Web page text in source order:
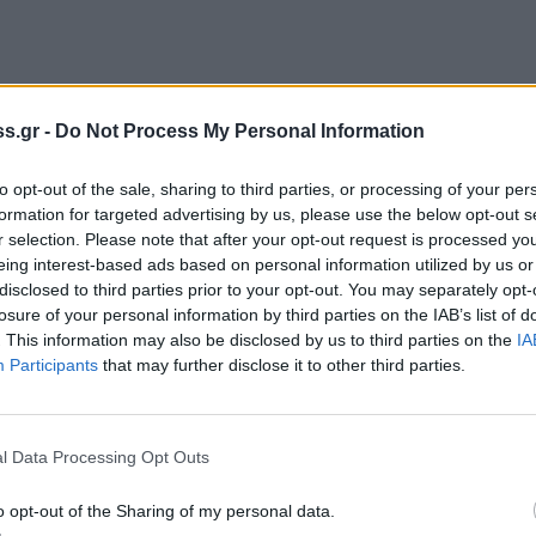
- Do Not Process My Personal Information
opt-out of the sale, sharing to third parties, or processing of your
for targeted advertising by us, please use the below opt-out
selection. Please note that after your opt-out request is processed
interest-based ads based on personal information utilized by us
to third parties prior to your opt-out. You may separately
of your personal information by third parties on the IAB’s list of
This information may also be disclosed by us to third parties on the
Participants that may further disclose it to other third parties.
Data Processing Opt Outs
opt-out of the Sharing of my personal data.
ποσό αυτό προσαυξάνεται κατά 50
για κάθε φοιτητή.
ίσο με το ένα δωδέκατο (1/12) του
το 2024. Αν υπήρξαν περισσότερες από
με βάση το άθροισμα των
συγκεκριμένα εισοδηματικά και
κατοικίας (κύρια ή φοιτητική).